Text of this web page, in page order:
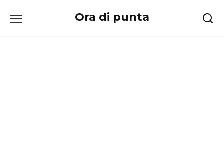
Ora di punta